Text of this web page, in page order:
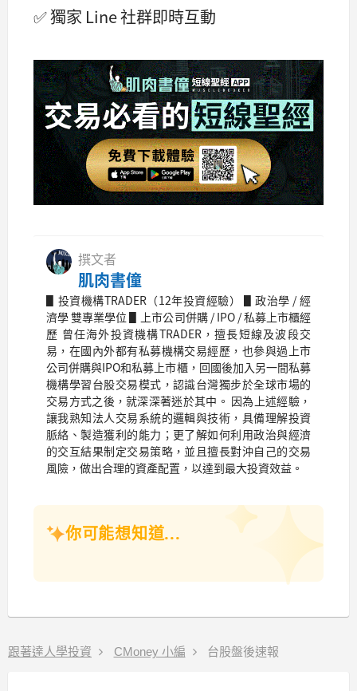
✅ 獨家 Line 社群即時互動
撰文者
肌肉書僮
▋投資機構TRADER（12年投資經驗） ▋政治學 / 經
濟學 雙專業學位 ▋上市公司併購 / IPO / 私募上市櫃經
歷 曾任海外投資機構TRADER，擅長短線及波段交
易，在國內外都有私募機構交易經歷，也參與過上市
公司併購與IPO和私募上市櫃，回國後加入另一間私募
機構學習台股交易模式，認識台灣獨步於全球市場的
交易方式之後，就深深著迷於其中。 因為上述經驗，
讓我熟知法人交易系統的邏輯與技術，具備理解投資
脈絡、製造獲利的能力；更了解如何利用政治與經濟
的交互結果制定交易策略，並且擅長對沖自己的交易
風險，做出合理的資產配置，以達到最大投資效益。
你可能想知道...
跟著達人學投資 CMoney 小編 台股盤後速報